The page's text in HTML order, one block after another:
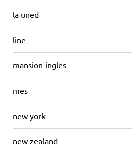
la uned
line
mansion ingles
mes
new york
new zealand